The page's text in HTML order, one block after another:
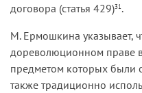
договора (статья 429)31 .
М. Ермошкина указывает,
дореволюционном праве в
предметом которых были
также традиционно